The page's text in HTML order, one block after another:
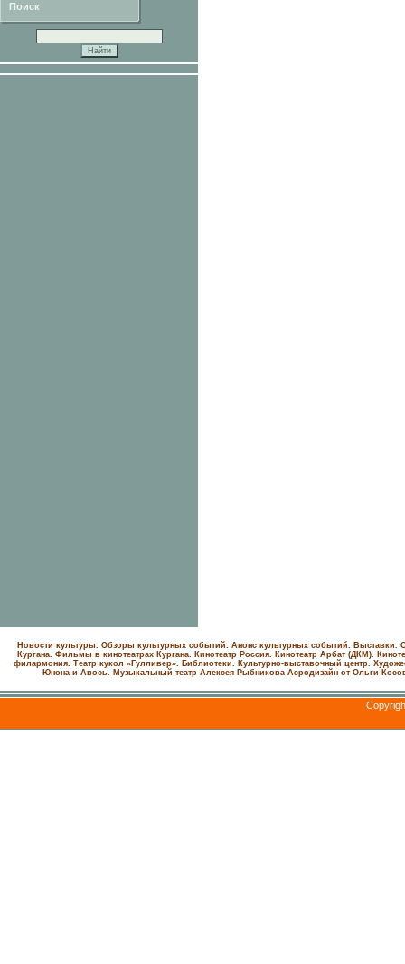
Поиск
Новости культуры. Обзоры культурных событий. Анонс культурных событий. Выставки.
Кургана. Фильмы в кинотеатрах Кургана.
Кинотеатр Россия. Кинотеатр Арбат (ДКМ).
филармония. Театр кукол «Гулливер». Библиотеки. Культурно-выставочный центр.
Юнона и Авось. Музыкальный театр Алексея Рыбникова Аэродизайн от Ольги